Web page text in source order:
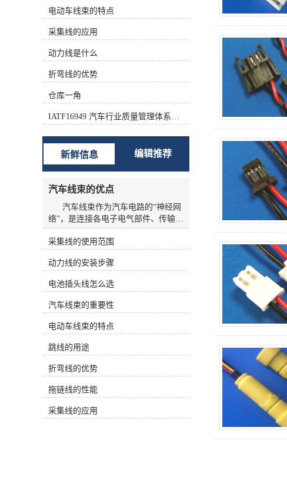
连接器组成，连接器类型多样，如针
脚式、端子式、水晶头等，可根据连
接接口灵活选择。 跳线按用途可
分为电子跳线、网络跳线、硬件跳线
等。电子跳线常用于电路板调试，实
跳线（如网线跳线）用于路由器、交
换机与设备间的网络信号传输；硬件
跳线曾广泛用于计算机主板设置，如
今多被软件配置替代。使用时需注意
匹配接口规格与电流/信号参数，避免
因规格不符导致设备故障或信号衰
减，其便捷性与灵活性使其成为电子
与通信领域中**的基础连接部件。
电动车线束的特点
采集线的应用
动力线是什么
折弯线的优势
仓库一角
IATF16949 汽车行业质量管理体系认证证书
新鲜信息 编辑推荐
汽车线束的优点
汽车线束作为汽车电路的“神经网
络”，是连接各电子电气部件、传输电
能与信号的核心载体，优点显著。其
较核心的价值在于保障电路系统稳定
线径、按环境选耐温耐油材质）减少
传输损耗，外部绝缘层与防护套（如
波纹管、PVC管）隔绝水尘油污，避
免短路漏电，固定排布设计也能防止
振动摩擦导致的导线破损。同时，它
实现了各部件协同工作，现代汽车电
子部件繁多，从发动机、底盘控制系
统到车身电子、智能驾驶辅助系统，
体，确保信号准确快速传递，保障功
能正常发挥。此外，集成化设计优化
了车内空间布局，模块化生产提升整
车装配效率，标准化标识也降低了后
期故障排查与维护成本，是现代汽车
采集线的使用范围
动力线的安装步骤
电池插头线怎么选
汽车线束的重要性
电动车线束的特点
跳线的用途
折弯线的优势
拖链线的性能
采集线的应用